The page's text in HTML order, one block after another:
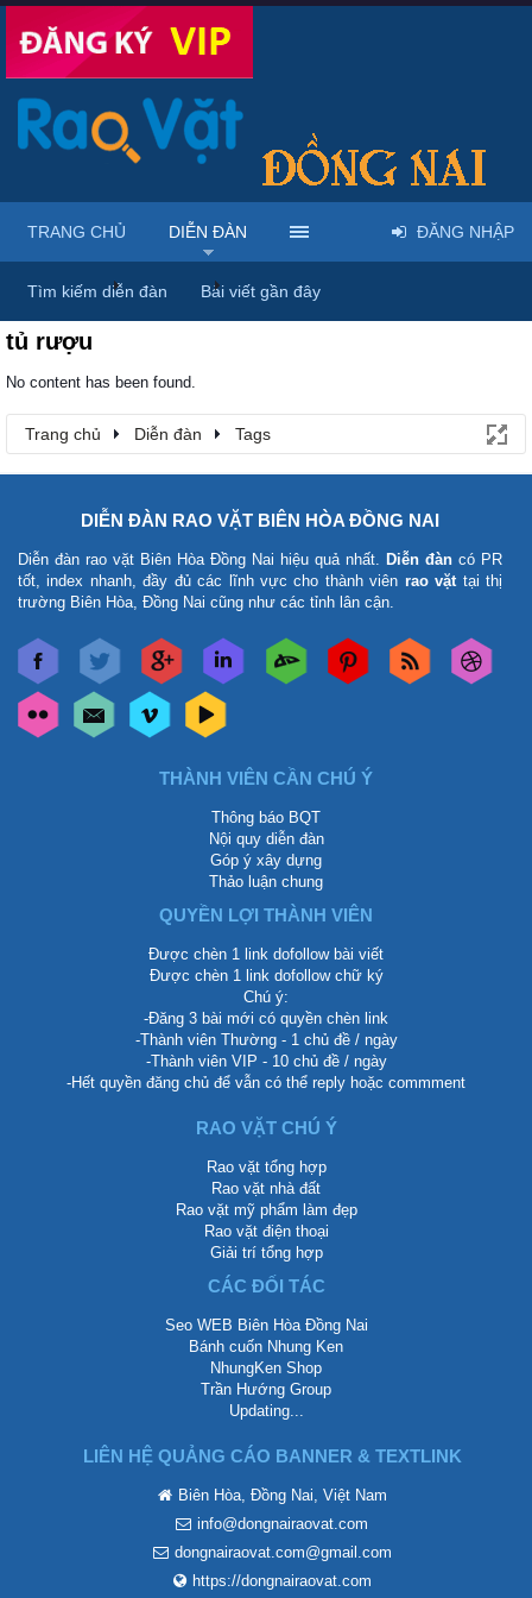
Trang chủ Diễn đàn Tags
tủ rượu
No content has been found.
Trang chủ Diễn đàn Tags
TRANG CHỦ DIỄN ĐÀN
Tìm kiếm diễn đàn Bài viết gần đây
ĐĂNG NHẬP
DIỄN ĐÀN RAO VẶT BIÊN HÒA ĐỒNG NAI
Diễn đàn rao vặt Biên Hòa Đồng Nai hiệu quả nhất. Diễn đàn có PR
tốt, index nhanh, đầy đủ các lĩnh vực cho thành viên rao vặttại thị
trường Biên Hòa, Đồng Nai cũng như các tỉnh lân cận.
THÀNH VIÊN CẦN CHÚ Ý
Thông báo BQT
Nội quy diễn đàn
Góp ý xây dựng
Thảo luận chung
QUYỀN LỢI THÀNH VIÊN
Được chèn 1 link dofollow bài viết
Được chèn 1 link dofollow chữ ký
Chú ý:
-Đăng 3 bài mới có quyền chèn link
-Thành viên Thường - 1 chủ đề / ngày
-Thành viên VIP - 10 chủ đề / ngày
-Hết quyền đăng chủ để vẫn có thể reply hoặc commment
RAO VẶT CHÚ Ý
Rao vặt tổng hợp
Rao vặt nhà đất
Rao vặt mỹ phẩm làm đẹp
Rao vặt điện thoại
Giải trí tổng hợp
CÁC ĐỐI TÁC
Seo WEB Biên Hòa Đồng Nai
Bánh cuốn Nhung Ken
NhungKen Shop
Trần Hướng Group
Updating...
LIÊN HỆ QUẢNG CÁO BANNER & TEXTLINK
Biên Hòa, Đồng Nai, Việt Nam
info@dongnairaovat.com
dongnairaovat.com@gmail.com
https://dongnairaovat.com